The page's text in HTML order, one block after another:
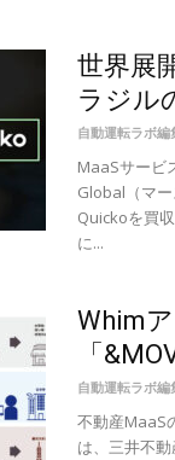
世界展
ラジル
自動運転ラボ編
MaaSサービ
Global（マ
Quickoを買
に...
Whim
「
自動運転ラボ編
不動産MaaS
は、三井不